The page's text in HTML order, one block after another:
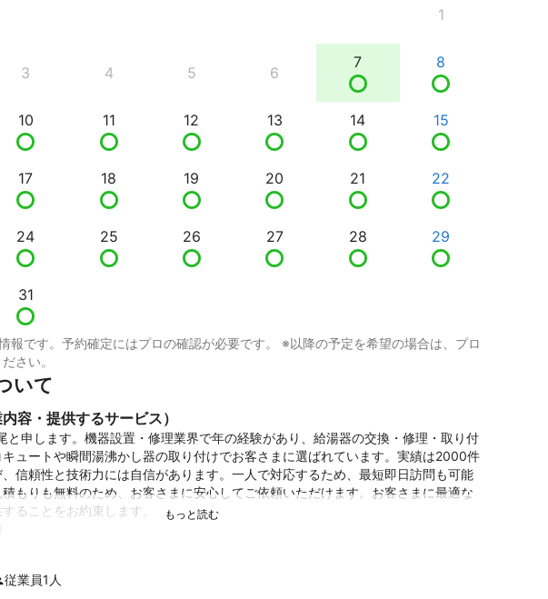
1
3 4 5 6
7 8
10 11 12 13 14 15
17 18 19 20 21 22
24 25 26 27 28 29
31
報です。予約確定にはプロの確認が必要です。 ※以降の予定を希望の場合は、プロ
さい。
いて
容・提供するサービス）
と申します。機器設置・修理業界で年の経験があり、給湯器の交換・修理・取り付
ュートや瞬間湯沸かし器の取り付けでお客さまに選ばれています。実績は2000件
信頼性と技術力には自信があります。一人で対応するため、最短即日訪問も可能
もりも無料のため、お客さまに安心してご依頼いただけます。お客さまに最適な
ることをお約束します。
績
出張費・見積無料
従業員1 人